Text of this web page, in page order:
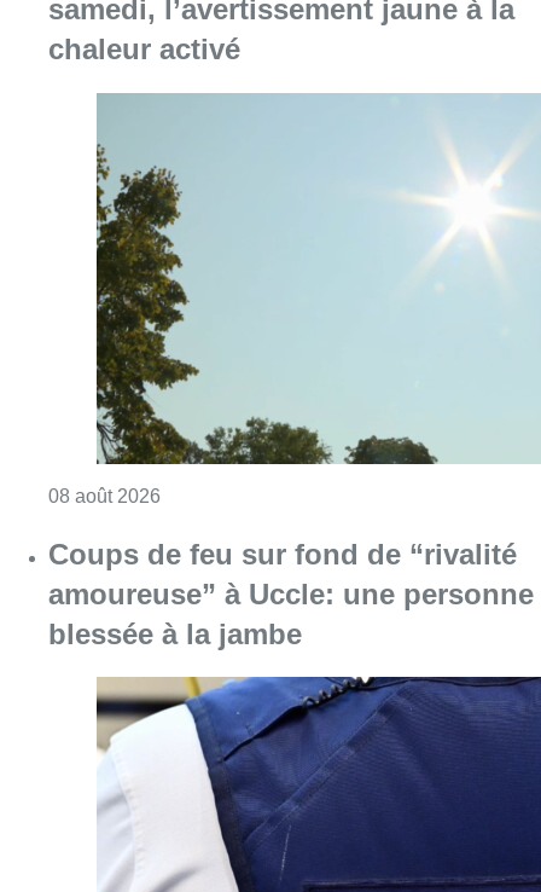
samedi, l’avertissement jaune à la
chaleur activé
08 août 2026
Coups de feu sur fond de “rivalité
amoureuse” à Uccle: une personne
blessée à la jambe